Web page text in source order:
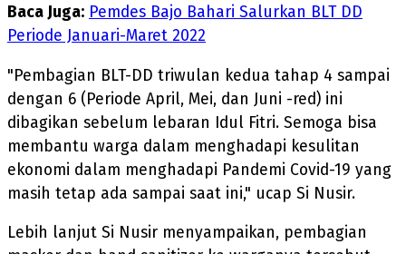
Baca Juga: Pemdes Bajo Bahari Salurkan BLT DD
Periode Januari-Maret 2022
"Pembagian BLT-DD triwulan kedua tahap 4 sampai
dengan 6 (Periode April, Mei, dan Juni -red) ini
dibagikan sebelum lebaran Idul Fitri. Semoga bisa
membantu warga dalam menghadapi kesulitan
ekonomi dalam menghadapi Pandemi Covid-19 yang
masih tetap ada sampai saat ini," ucap Si Nusir.
Lebih lanjut Si Nusir menyampaikan, pembagian